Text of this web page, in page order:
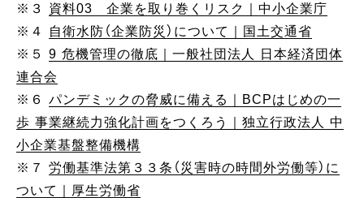
※３ 資料03 企業を取り巻くリスク｜中小企業庁
※４
自衛水防（企業防災）について｜国土交通省
※５ 9 危機管理の徹底｜一般社団法人 日本経済団体
連合会
※６ パンデミックの脅威に備える｜BCPはじめの一
歩 事業継続力強化計画をつくろう｜独立行政法人 中
小企業基盤整備機構
※７ 労働基準法第３３条（災害時の時間外労働等）に
ついて｜厚生労働省